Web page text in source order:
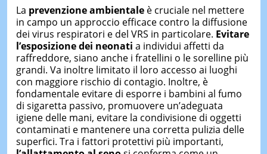
La prevenzione ambientaleè cruciale nel mettere
in campo un approccio efficace contro la diffusione
dei virus respiratori e del VRS in particolare. Evitare
l’esposizione dei neonati a individui affetti da
raffreddore, siano anche i fratellini o le sorelline più
grandi. Va inoltre limitato il loro accesso ai luoghi
con maggiore rischio di contagio. Inoltre, è
fondamentale evitare di esporre i bambini al fumo
di sigaretta passivo, promuovere un’adeguata
igiene delle mani, evitare la condivisione di oggetti
contaminati e mantenere una corretta pulizia delle
superfici. Tra i fattori protettivi più importanti,